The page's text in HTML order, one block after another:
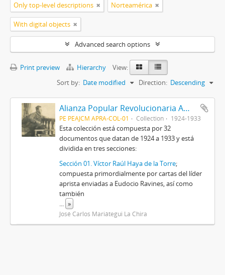
Only top-level descriptions Norteamérica
With digital objects
Advanced search options
Print preview Hierarchy
View:
Sort by: Date modified Direction: Descending
Alianza Popular Revolucionaria Americana-APRA (Colección)
PE PEAJCM APRA-COL-01 Collection 1924-1933
Esta colección está compuesta por 32
documentos que datan de 1924 a 1933 y está
dividida en tres secciones:
Sección 01. Víctor Raúl Haya de la Torre;
compuesta primordialmente por cartas del líder
aprista enviadas a Eudocio Ravines, así como
también
... »
José Carlos Mariátegui La Chira